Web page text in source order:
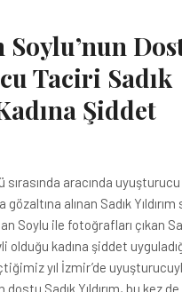
Soylu’nun
Taciri Sadık
Şiddet
sırasında aracında
alınan Sadık
Soylu ile fotoğrafları çıkan
olduğu kadına şiddet
yıl İzmir’de
Sadık Yıldırım, bu kez de